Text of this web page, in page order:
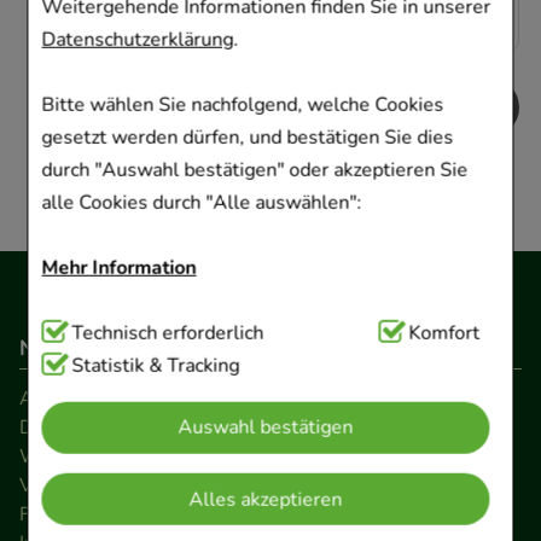
Weitergehende Informationen finden Sie in unserer
Datenschutzerklärung.
Bitte wählen Sie nachfolgend, welche Cookies
gesetzt werden dürfen, und bestätigen Sie dies
durch "Auswahl bestätigen" oder akzeptieren Sie
alle Cookies durch "Alle auswählen":
Mehr Information
Technisch Notwendig:Hierbei handelt es sich um
Cookies, die für die Grundfunktionen unserer
Website notwendig sind (z.B. Navigation,
Warenkorb, Kundenkonto), weshalb auf diese nicht
verzichtet werden kann.
Komfort:Diese Cookies werden genutzt um das
Technisch erforderlich
Komfort
Statistik & Tracking
Auswahl bestätigen
Alles akzeptieren
Navigation
AGB
Datenschutz
Widerrufsrecht
Versandkosten
FAQ